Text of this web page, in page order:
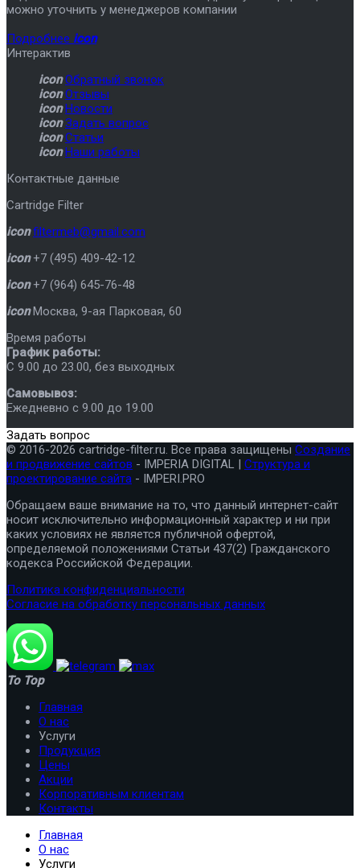
можно уточнить у менеджеров компании
Подробнее icon
Интерактив
icon Обратный звонок
icon Отзывы
icon Новости
icon Задать вопрос
icon Статьи
icon Наши работы
Контактные данные
Cartridge Filter
icon filtermeb@gmail.com
icon +7 (495) 409-42-12
icon +7 (964) 645-76-48
icon Москва, 9-ая Парковая, 60
Время работы
График работы:
C 9.00 до 23.00, без выходных
Самовывоз:
Ежедневно с 9.00 до 19.00
Задать вопрос
© 2016-2026 cartridge-filter.ru. Все права защищены Создание
и продвижение сайтов - IMPERIA DIGITAL | Структура и
проектирование сайта - IMPERI.PRO
Обращаем ваше внимание на то, что данный интернет-сайт
носит исключительно информационный характер и ни при
каких условиях не является публичной офертой,
определяемой положениями Статьи 437(2) Гражданского
кодекса Российской Федерации.
Политика конфиденциальности
Согласие на обработку персональных данных
To Top
Главная
О нас
Услуги
Продукция
Цены
Акции
Корпоративным клиентам
Контакты
Главная
О нас
Услуги